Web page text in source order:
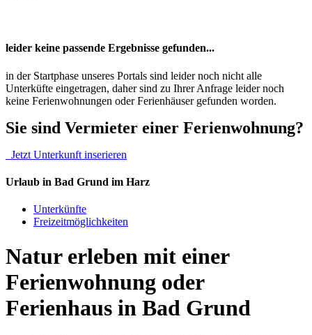
leider keine passende Ergebnisse gefunden...
in der Startphase unseres Portals sind leider noch nicht alle
Unterküfte eingetragen, daher sind zu Ihrer Anfrage leider noch
keine Ferienwohnungen oder Ferienhäuser gefunden worden.
Sie sind Vermieter einer Ferienwohnung?
Jetzt Unterkunft inserieren
Urlaub in Bad Grund im Harz
Unterkünfte
Freizeitmöglichkeiten
Natur erleben mit einer
Ferienwohnung oder
Ferienhaus in Bad Grund